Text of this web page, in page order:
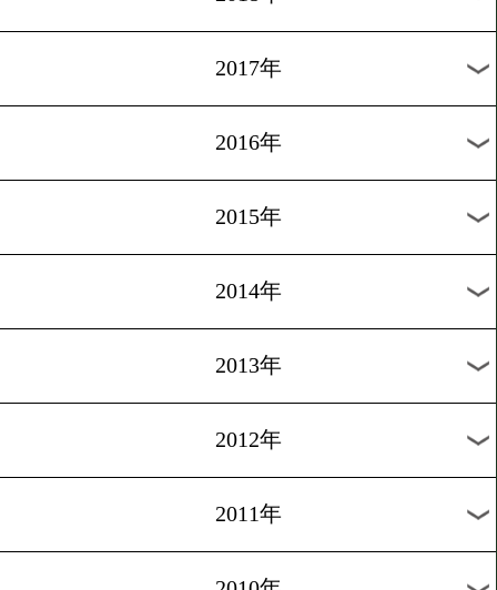
2024年
2023年
2022年
2021年
2020年